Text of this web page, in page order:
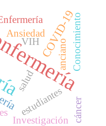
COVID-19
Ansiedad Conocimiento
salud
estudiantes
Investigación
VIH
cáncer
anciano